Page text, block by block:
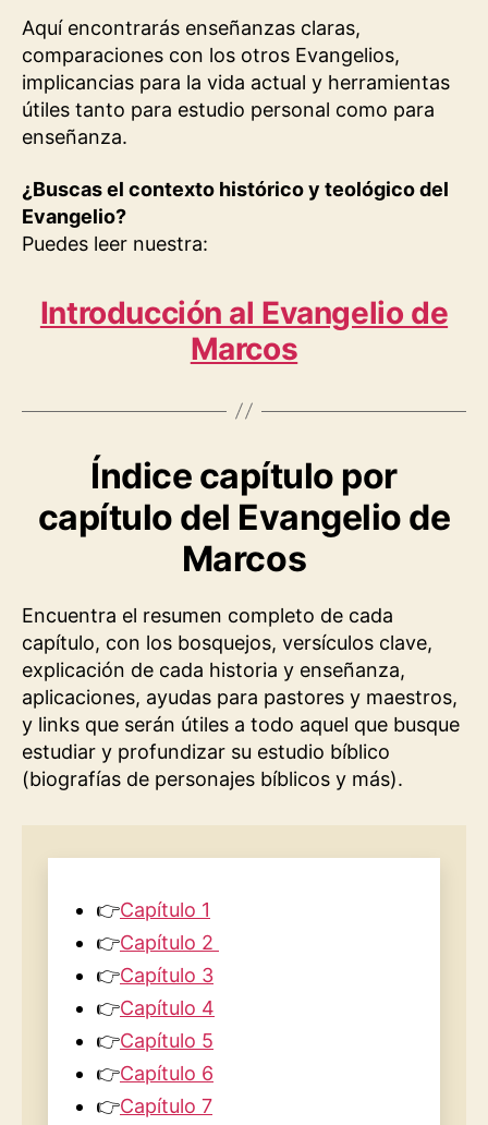
Aquí encontrarás enseñanzas claras,
comparaciones con los otros Evangelios,
implicancias para la vida actual y herramientas
útiles tanto para estudio personal como para
enseñanza.
¿Buscas el contexto histórico y teológico del
Evangelio?
Puedes leer nuestra:
Introducción al Evangelio de
Marcos
Índice capítulo por
capítulo del Evangelio de
Marcos
Encuentra el resumen completo de cada
capítulo, con los bosquejos, versículos clave,
explicación de cada historia y enseñanza,
aplicaciones, ayudas para pastores y maestros,
y links que serán útiles a todo aquel que busque
estudiar y profundizar su estudio bíblico
(biografías de personajes bíblicos y más).
👉Capítulo 1
👉Capítulo 2
👉Capítulo 3
👉Capítulo 4
👉Capítulo 5
👉Capítulo 6
👉Capítulo 7